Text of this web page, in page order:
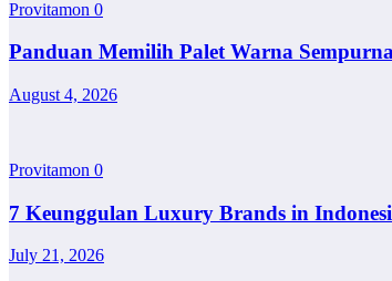
Provitamon 0
Panduan Memilih Palet Warna
August 4, 2026
Provitamon 0
7 Keunggulan Luxury Brands in
July 21, 2026